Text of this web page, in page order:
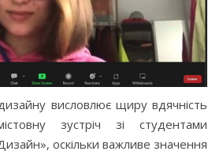
висловлює щиру вдячність
зустріч зі студентами
оскільки важливе значення